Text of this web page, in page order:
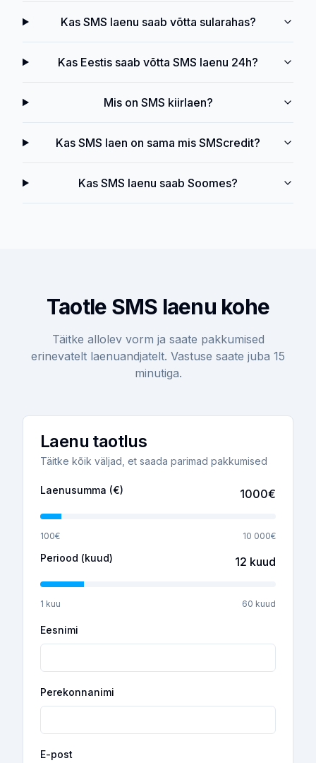
Kas SMS laenu saab võtta sularahas?
Kas Eestis saab võtta SMS laenu 24h?
Mis on SMS kiirlaen?
Kas SMS laen on sama mis SMScredit?
Kas SMS laenu saab Soomes?
Taotle SMS laenu kohe
Täitke allolev vorm ja saate pakkumised
erinevatelt laenuandjatelt. Vastuse saate juba 15
minutiga.
Laenu taotlus
Täitke kõik väljad, et saada parimad pakkumised
Laenusumma (€) 1000€
100€ 10 000€
Periood (kuud) 12 kuud
1 kuu 60 kuud
Eesnimi
Perekonnanimi
E-post